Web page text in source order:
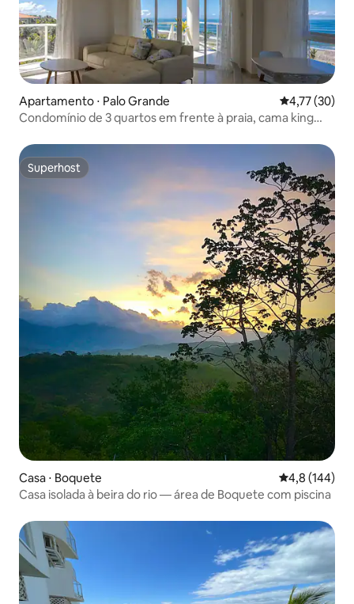
Apartamento ⋅ Palo Grande 4,77 de uma
4,77 (30)
Condomínio de 3 quartos em frente à praia, cama king
Superhost
Superhost
Casa ⋅ Boquete 4,8 de uma
4,8 (144)
Casa isolada à beira do rio — área de Boquete com piscina